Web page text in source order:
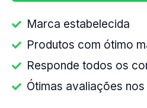
Marca estabelecida
Produtos com ótimo
Responde todos os
Ótimas avaliações